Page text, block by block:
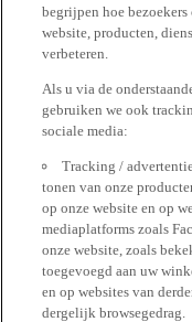
begrijpen hoe
website, producten,
verbeteren.
Als u via de
gebruiken we ook
sociale media:
Tracking /
tonen van onze
op onze website en op
mediaplatforms zoals
onze website, zoals
toegevoegd aan uw
en op websites van
dergelijk browsegedrag.